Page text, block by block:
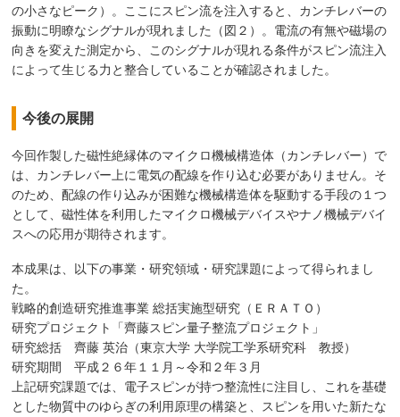
の小さなピーク）。ここにスピン流を注入すると、カンチレバーの
振動に明瞭なシグナルが現れました（図２）。電流の有無や磁場の
向きを変えた測定から、このシグナルが現れる条件がスピン流注入
によって生じる力と整合していることが確認されました。
今後の展開
今回作製した磁性絶縁体のマイクロ機械構造体（カンチレバー）で
は、カンチレバー上に電気の配線を作り込む必要がありません。そ
のため、配線の作り込みが困難な機械構造体を駆動する手段の１つ
として、磁性体を利用したマイクロ機械デバイスやナノ機械デバイ
スへの応用が期待されます。
本成果は、以下の事業・研究領域・研究課題によって得られまし
た。
戦略的創造研究推進事業 総括実施型研究（ＥＲＡＴＯ）
研究プロジェクト「齊藤スピン量子整流プロジェクト」
研究総括 齊藤 英治（東京大学 大学院工学系研究科 教授）
研究期間 平成２６年１１月～令和２年３月
上記研究課題では、電子スピンが持つ整流性に注目し、これを基礎
とした物質中のゆらぎの利用原理の構築と、スピンを用いた新たな